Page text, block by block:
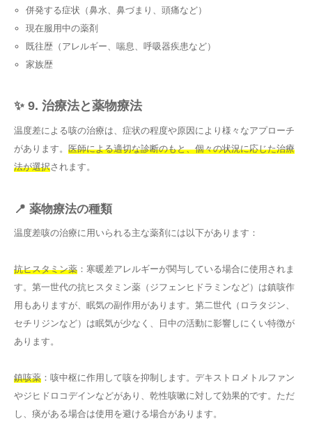
併発する症状（鼻水、鼻づまり、頭痛など）
現在服用中の薬剤
既往歴（アレルギー、喘息、呼吸器疾患など）
家族歴
✨ 9. 治療法と薬物療法
温度差による咳の治療は、症状の程度や原因により様々なアプローチ
があります。 医師による適切な診断のもと、個々の状況に応じた治療
法が選択されます。
📍 薬物療法の種類
温度差咳の治療に用いられる主な薬剤には以下があります：
抗ヒスタミン薬 ：寒暖差アレルギーが関与している場合に使用されま
す。第一世代の抗ヒスタミン薬（ジフェンヒドラミンなど）は鎮咳作
用もありますが、眠気の副作用があります。第二世代（ロラタジン、
セチリジンなど）は眠気が少なく、日中の活動に影響しにくい特徴が
あります。
鎮咳薬 ：咳中枢に作用して咳を抑制します。デキストロメトルファン
やジヒドロコデインなどがあり、乾性咳嗽に対して効果的です。ただ
し、痰がある場合は使用を避ける場合があります。